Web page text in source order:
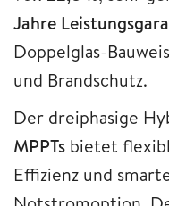
Jahre
Doppelglas-
und Brandschutz.
Der dreiphasige
MPPTs bietet
Effizienz und